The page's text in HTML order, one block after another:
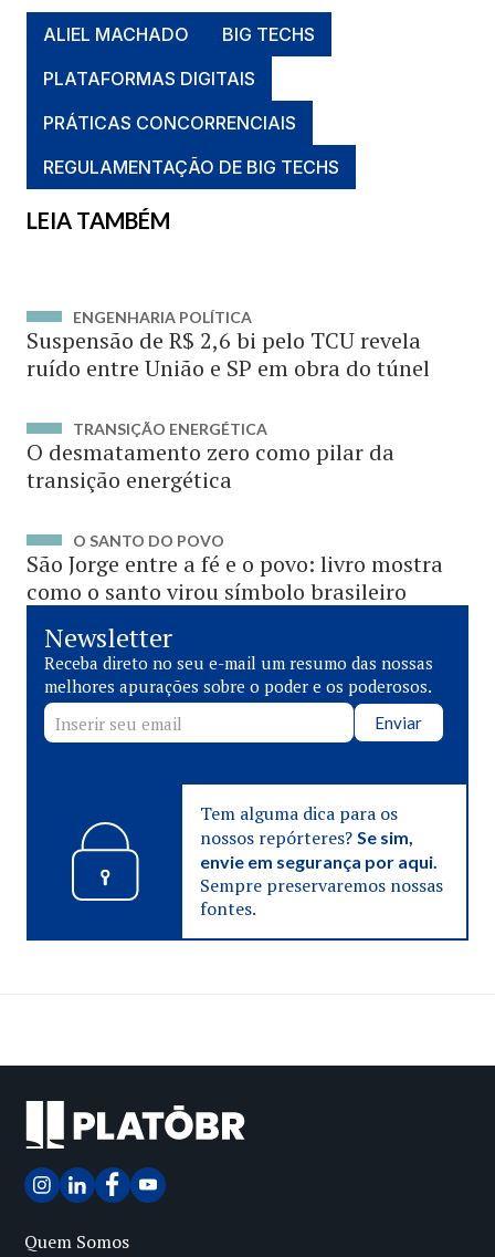
ALIEL MACHADO
BIG TECHS
PLATAFORMAS DIGITAIS
PRÁTICAS CONCORRENCIAIS
REGULAMENTAÇÃO DE BIG TECHS
LEIA TAMBÉM
ENGENHARIA POLÍTICA
Suspensão de R$ 2,6 bi pelo TCU revela
ruído entre União e SP em obra do túnel
TRANSIÇÃO ENERGÉTICA
O desmatamento zero como pilar da
transição energética
O SANTO DO POVO
São Jorge entre a fé e o povo: livro mostra
como o santo virou símbolo brasileiro
Newsletter
Receba direto no seu e-mail um resumo das nossas
melhores apurações sobre o poder e os poderosos.
Enviar
Tem alguma dica para os
nossos repórteres? Se sim,
envie em segurança por aqui.
Sempre preservaremos nossas
fontes.
Quem Somos